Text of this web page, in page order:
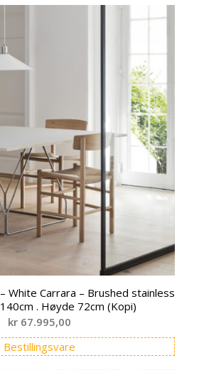
White Carrara – Brushed stainless
. Høyde 72cm (Kopi)
kr 67.995,00
Bestillingsvare